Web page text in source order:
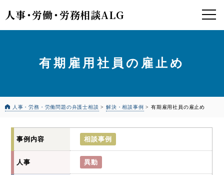
人事・労働・労務相談ALG
有期雇用社員の雇止め
人事・労務・労働問題の弁護士相談 >解決・相談事例 >有期雇用社員の雇止め
事例内容 相談事例
人事 異動